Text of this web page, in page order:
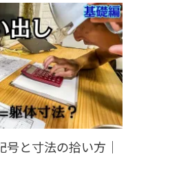
と寸法の拾い方｜